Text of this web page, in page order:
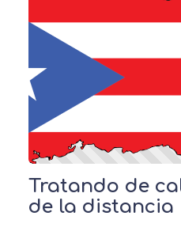
Tratando de
de la distancia